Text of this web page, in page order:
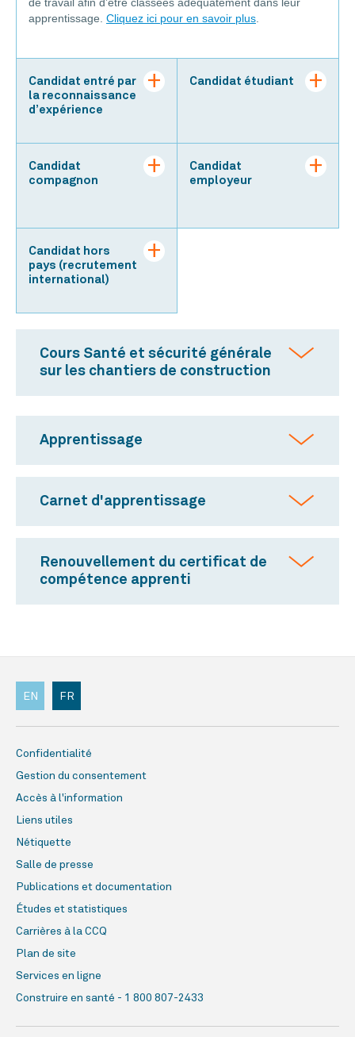
apprentissage. Cliquez ici pour en savoir plus
Candidat entré par
la reconnaissance
d’expérience
Candidat étudiant
Candidat
compagnon
Candidat
employeur
Candidat hors
pays (recrutement
international)
Cours Santé et sécurité générale
sur les chantiers de construction
Apprentissage
Carnet d'apprentissage
Renouvellement du certificat de
compétence apprenti
Confidentialité
Gestion du consentement
Accès à l'information
Liens utiles
Nétiquette
Salle de presse
Publications et documentation
Études et statistiques
Carrières à la CCQ
Plan de site
Services en ligne
Construire en santé - 1 800 807-2433
EN FR